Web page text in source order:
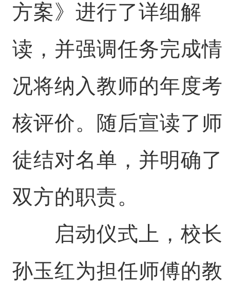
方案》进行了详细解
读，并强调任务完成情
况将纳入教师的年度考
核评价。随后宣读了师
徒结对名单，并明确了
双方的职责。
启动仪式上，校长
孙玉红为担任师傅的教